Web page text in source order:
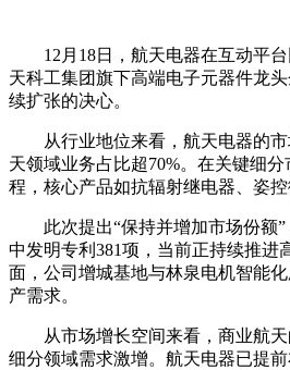
12月18日，航天电器在互动平台
天科工集团旗下高端电子元器件龙
续扩张的决心。
从行业地位来看，航天电器的市
天领域业务占比超70%。在关键细
程，核心产品如抗辐射继电器、姿
此次提出“保持并增加市场份额”
中发明专利381项，当前正持续推
面，公司增城基地与林泉电机智能
产需求。
从市场增长空间来看，商业航天
细分领域需求激增。航天电器已提